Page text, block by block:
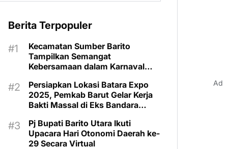
Berita Terpopuler
Kecamatan Sumber Barito
Tampilkan Semangat
Kebersamaan dalam Karnaval
Persiapkan Lokasi Batara Expo
2025, Pemkab Barut Gelar Kerja
Bakti Massal di Eks Bandara
Pj Bupati Barito Utara Ikuti
Upacara Hari Otonomi Daerah ke-
29 Secara Virtual
Ad